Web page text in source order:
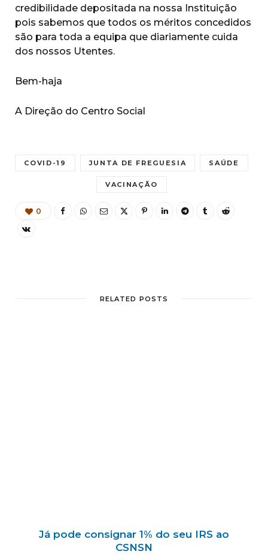
credibilidade depositada na nossa Instituição
pois sabemos que todos os méritos concedidos
são para toda a equipa que diariamente cuida
dos nossos Utentes.
Bem-haja
A Direção do Centro Social
COVID-19 JUNTA DE FREGUESIA SAÚDE
VACINAÇÃO
0
RELATED POSTS
Já pode consignar 1% do seu IRS ao
CSNSN